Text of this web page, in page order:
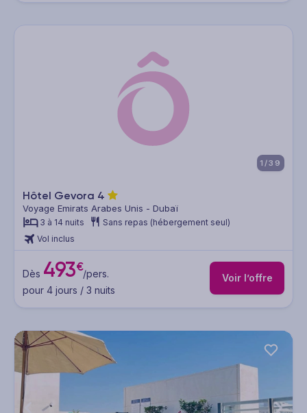
1/39
Hôtel Gevora 4
Voyage Emirats Arabes Unis - Dubaï
3 à 14 nuits
Sans repas (hébergement seul)
Vol inclus
Dès 493€/pers.
pour 4 jours / 3 nuits
Voir l’offre